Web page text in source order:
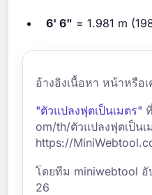
6' 6" = 1.981 m
อ้างอิงเนื้อหา หน้าหรือ
"ตัวแปลงฟุตเป็นเมตร"
om/th/ตัวแปลงฟุตเป็นเ
https://
โดยทีม miniwebtool อั
26